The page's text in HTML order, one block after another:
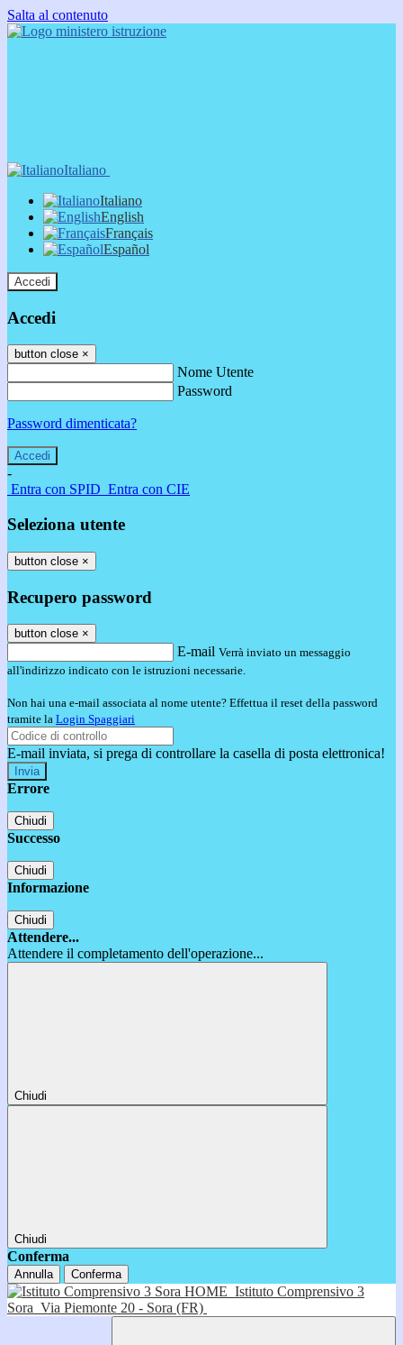
Salta al contenuto
Italiano
Italiano
English
Français
Español
Accedi
Accedi
button close ×
Nome Utente
Password
Password dimenticata?
-
Entra con SPID Entra con CIE
Seleziona utente
button close ×
Recupero password
button close ×
E-mail Verrà inviato un messaggio
all'indirizzo indicato con le istruzioni necessarie.
Non hai una e-mail associata al nome utente? Effettua il reset della password
tramite la Login Spaggiari
E-mail inviata, si prega di controllare la casella di posta elettronica!
Errore
Chiudi
Successo
Chiudi
Informazione
Chiudi
Attendere...
Attendere il completamento dell'operazione...
Chiudi
Chiudi
Conferma
Annulla Conferma
HOME Istituto Comprensivo 3
Sora Via Piemonte 20 - Sora (FR)